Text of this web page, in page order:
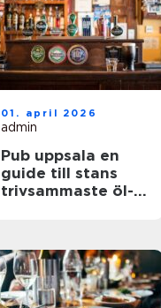
01. april 2026
admin
Pub uppsala en
guide till stans
trivsammaste öl-